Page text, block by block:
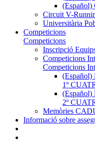
(Español)
Circuit V-
Universitària
Competicions
Competicions
Inscripció
Competicions
Competicions
(Español)
1º
(Español)
2º
Memòries
Informació sobre